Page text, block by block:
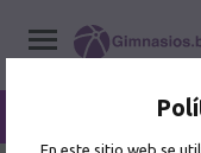
En este sitio web se
Baja